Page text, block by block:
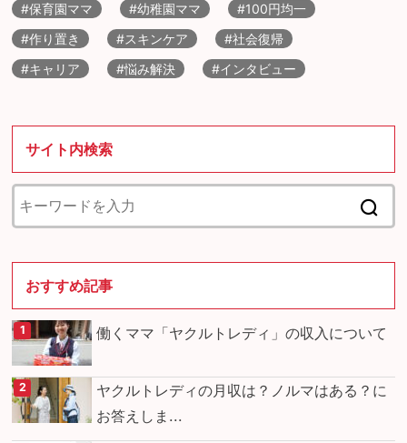
#保育園ママ
#幼稚園ママ
#100円均一
#作り置き
#スキンケア
#社会復帰
#キャリア
#悩み解決 #インタビュー
サイト内検索
おすすめ記事
働くママ「ヤクルトレディ」の収入について
ヤクルトレディの月収は？ノルマはある？に
お答えしま...